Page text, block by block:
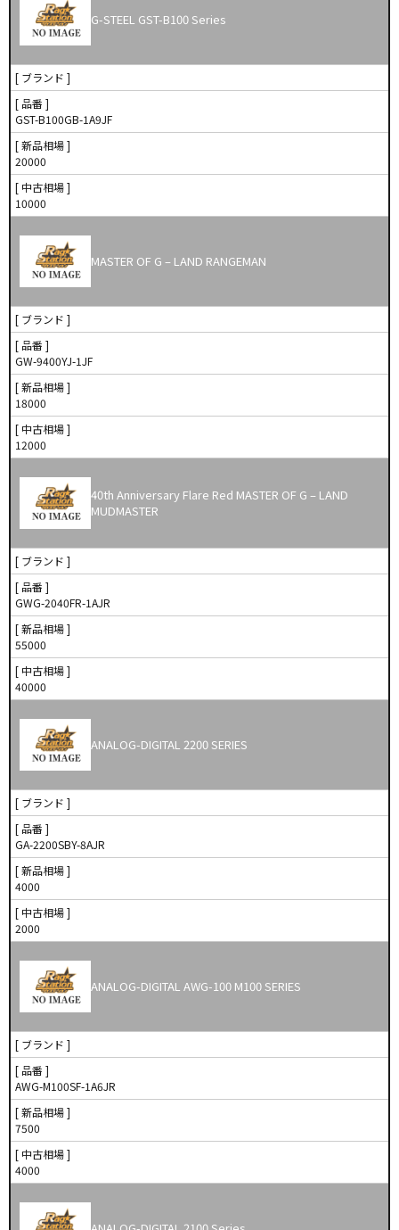
G-STEEL GST-B100 Series
[ ブランド ]
[ 品番 ]
GST-B100GB-1A9JF
[ 新品相場 ]
20000
[ 中古相場 ]
10000
MASTER OF G – LAND RANGEMAN
[ ブランド ]
[ 品番 ]
GW-9400YJ-1JF
[ 新品相場 ]
18000
[ 中古相場 ]
12000
40th Anniversary Flare Red MASTER OF G – LAND
MUDMASTER
[ ブランド ]
[ 品番 ]
GWG-2040FR-1AJR
[ 新品相場 ]
55000
[ 中古相場 ]
40000
ANALOG-DIGITAL 2200 SERIES
[ ブランド ]
[ 品番 ]
GA-2200SBY-8AJR
[ 新品相場 ]
4000
[ 中古相場 ]
2000
ANALOG-DIGITAL AWG-100 M100 SERIES
[ ブランド ]
[ 品番 ]
AWG-M100SF-1A6JR
[ 新品相場 ]
7500
[ 中古相場 ]
4000